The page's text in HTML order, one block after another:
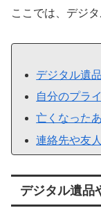
ここでは、デジ
デジタル遺
自分のプラ
亡くなった
連絡先や友
デジタル遺品